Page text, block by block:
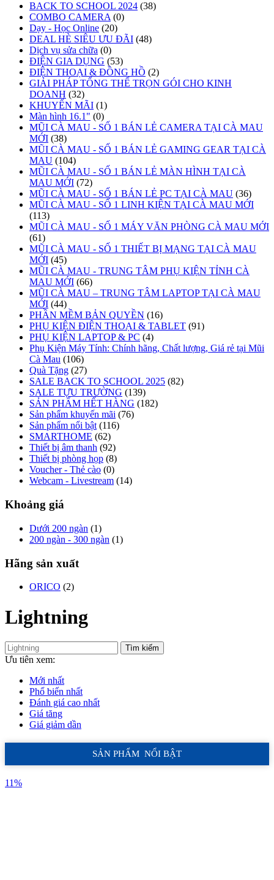
BACK TO SCHOOL 2024 (38)
COMBO CAMERA (0)
Dạy - Học Online (20)
DEAL HÈ SIÊU ƯU ĐÃI (48)
Dịch vụ sửa chữa (0)
ĐIỆN GIA DỤNG (53)
ĐIỆN THOẠI & ĐỒNG HỒ (2)
GIẢI PHÁP TỔNG THỂ TRỌN GÓI CHO KINH
DOANH (32)
KHUYẾN MÃI (1)
Màn hình 16.1" (0)
MŨI CÀ MAU - SỐ 1 BÁN LẺ CAMERA TẠI CÀ MAU
MỚI (38)
MŨI CÀ MAU - SỐ 1 BÁN LẺ GAMING GEAR TẠI CÀ
MAU (104)
MŨI CÀ MAU - SỐ 1 BÁN LẺ MÀN HÌNH TẠI CÀ
MAU MỚI (72)
MŨI CÀ MAU - SỐ 1 BÁN LẺ PC TẠI CÀ MAU (36)
MŨI CÀ MAU - SỐ 1 LINH KIỆN TẠI CÀ MAU MỚI
(113)
MŨI CÀ MAU - SỐ 1 MÁY VĂN PHÒNG CÀ MAU MỚI
(61)
MŨI CÀ MAU - SỐ 1 THIẾT BỊ MẠNG TẠI CÀ MAU
MỚI (45)
MŨI CÀ MAU - TRUNG TÂM PHỤ KIỆN TỈNH CÀ
MAU MỚI (66)
MŨI CÀ MAU – TRUNG TÂM LAPTOP TẠI CÀ MAU
MỚI (44)
PHẦN MỀM BẢN QUYỀN (16)
PHỤ KIỆN ĐIỆN THOẠI & TABLET (91)
PHỤ KIỆN LAPTOP & PC (4)
Phụ Kiện Máy Tính: Chính hãng, Chất lượng, Giá rẻ tại Mũi
Cà Mau (106)
Quà Tặng (27)
SALE BACK TO SCHOOL 2025 (82)
SALE TỰU TRƯỜNG (139)
SẢN PHẨM HẾT HÀNG (182)
Sản phẩm khuyến mãi (76)
Sản phẩm nổi bật (116)
SMARTHOME (62)
Thiết bị âm thanh (92)
Thiết bị phòng họp (8)
Voucher - Thẻ cào (0)
Webcam - Livestream (14)
Khoảng giá
Dưới 200 ngàn (1)
200 ngàn - 300 ngàn (1)
Hãng sản xuất
ORICO (2)
Lightning
Tìm kiếm
Ưu tiên xem:
Mới nhất
Phổ biến nhất
Đánh giá cao nhất
Giá tăng
Giá giảm dần
SẢN PHẨM NỔI BẬT
11%